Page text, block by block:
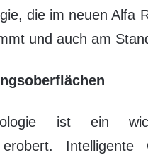
die im neuen Alfa
und auch am
ist ein
erobert.